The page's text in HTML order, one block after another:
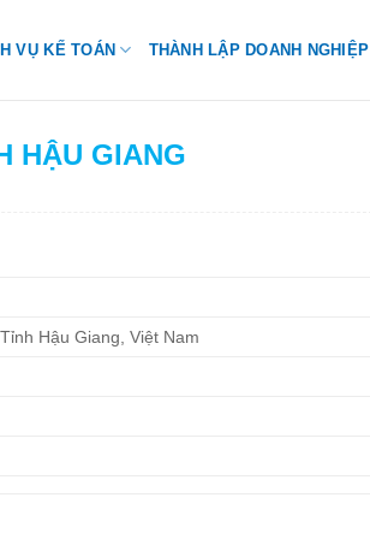
VỤ KẾ TOÁN THÀNH LẬP DOANH NGHIỆP
HẬU GIANG
Hậu Giang, Việt Nam